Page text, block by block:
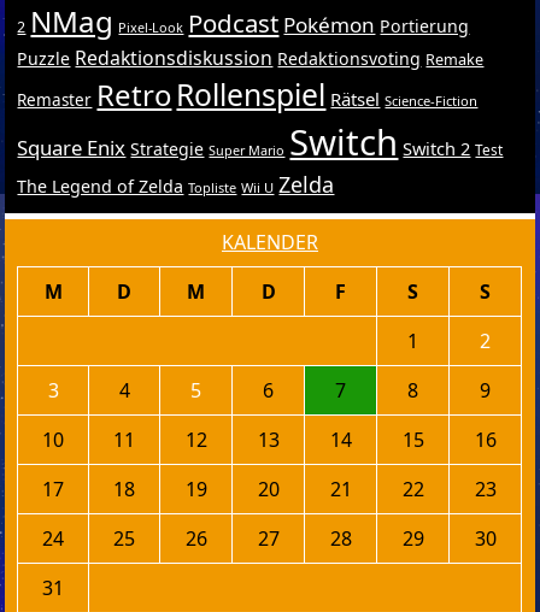
2 NMag Pixel-Look Podcast Pokémon Portierung
Puzzle Redaktionsdiskussion Redaktionsvoting Remake
Remaster RetroRollenspiel Rätsel Science-Fiction
Square Enix Strategie Super Mario Switch Switch 2 Test
The Legend of Zelda Topliste Wii U Zelda
KALENDER
M D M D F S
S
1
2
3
4 5 6 7 8
9
10
11 12 13 14 15
16
17
18 19 20 21 22
23
24
25 26 27 28 29
30
31